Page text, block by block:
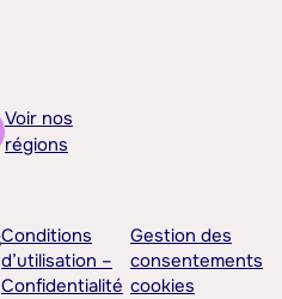
Voir nos
régions
Conditions
d’utilisation –
Confidentialité
Gestion des
consentements
cookies